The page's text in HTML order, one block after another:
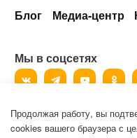
Блог
Медиа-центр
Мы в соцсетях
©2006-2026, ООО
Продолжая работу, вы
cookies вашего браузера с